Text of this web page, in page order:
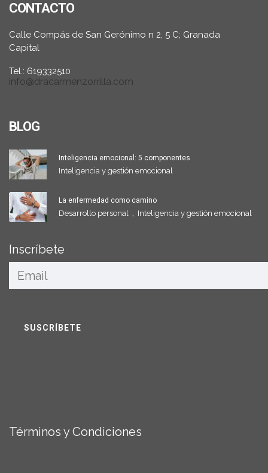
CONTACTO
Calle Compás de San Gerónimo n 2, 5 C; Granada
Capital
Tel.: 619332510
info@dracarmenzorrilla.com
BLOG
Inteligencia emocional: 5 componentes
Inteligencia y gestión emocional
La enfermedad como camino
Desarrollo personal , Inteligencia y gestión emocional
Inscríbete
Términos y Condiciones